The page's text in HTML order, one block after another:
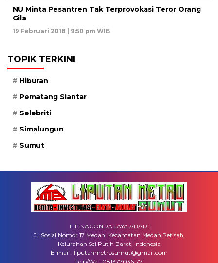
NU Minta Pesantren Tak Terprovokasi Teror Orang
Gila
19 Februari 2018 | 9:50 pm WIB
TOPIK TERKINI
Hiburan
Pematang Siantar
Selebriti
Simalungun
Sumut
PT. NACONDA JAYA ABADI
Jl. Sosial Nomor 17 Medan, Kecamatan Medan Petisah,
Kelurahan Sei Putih Barat, Indonesia
E-mail : liputanmetrosumut@gmail.com
Telp/Wa : 081377036177